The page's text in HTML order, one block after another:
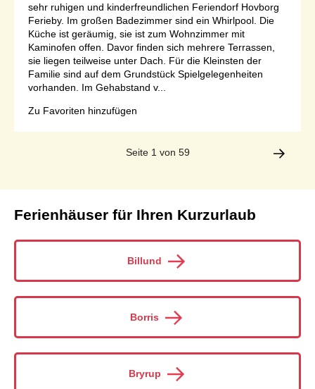
sehr ruhigen und kinderfreundlichen Feriendorf Hovborg
Ferieby. Im großen Badezimmer sind ein Whirlpool. Die
Küche ist geräumig, sie ist zum Wohnzimmer mit
Kaminofen offen. Davor finden sich mehrere Terrassen,
sie liegen teilweise unter Dach. Für die Kleinsten der
Familie sind auf dem Grundstück Spielgelegenheiten
vorhanden. Im Gehabstand v...
Zu Favoriten hinzufügen
Seite 1 von 59
Ferienhäuser für Ihren Kurzurlaub
Billund
Borris
Bryrup